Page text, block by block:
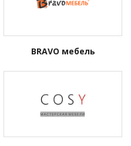
BRAVO мебель